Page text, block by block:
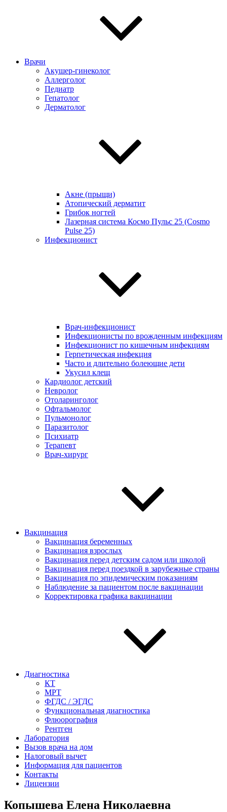
Врачи
Акушер-гинеколог
Аллерголог
Педиатр
Гепатолог
Дерматолог
Акне (прыщи)
Атопический дерматит
Грибок ногтей
Лазерная система Космо Пульс 25 (Cosmo
Pulse 25)
Инфекционист
Врач-инфекционист
Инфекционисты по врожденным инфекциям
Инфекционист по кишечным инфекциям
Герпетическая инфекция
Часто и длительно болеющие дети
Укусил клещ
Кардиолог детский
Невролог
Отоларинголог
Офтальмолог
Пульмонолог
Паразитолог
Психиатр
Терапевт
Врач-хирург
Вакцинация
Вакцинация беременных
Вакцинация взрослых
Вакцинация перед детским садом или школой
Вакцинация перед поездкой в зарубежные страны
Вакцинация по эпидемическим показаниям
Наблюдение за пациентом после вакцинации
Корректировка графика вакцинации
Диагностика
КТ
МРТ
ФГДС / ЭГДС
Функциональная диагностика
Флюорография
Рентген
Лаборатория
Вызов врача на дом
Налоговый вычет
Информация для пациентов
Контакты
Лицензии
Копышева Елена Николаевна